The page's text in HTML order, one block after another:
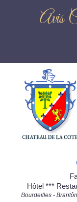
Avis
Hôtel ***
Bourdeilles -